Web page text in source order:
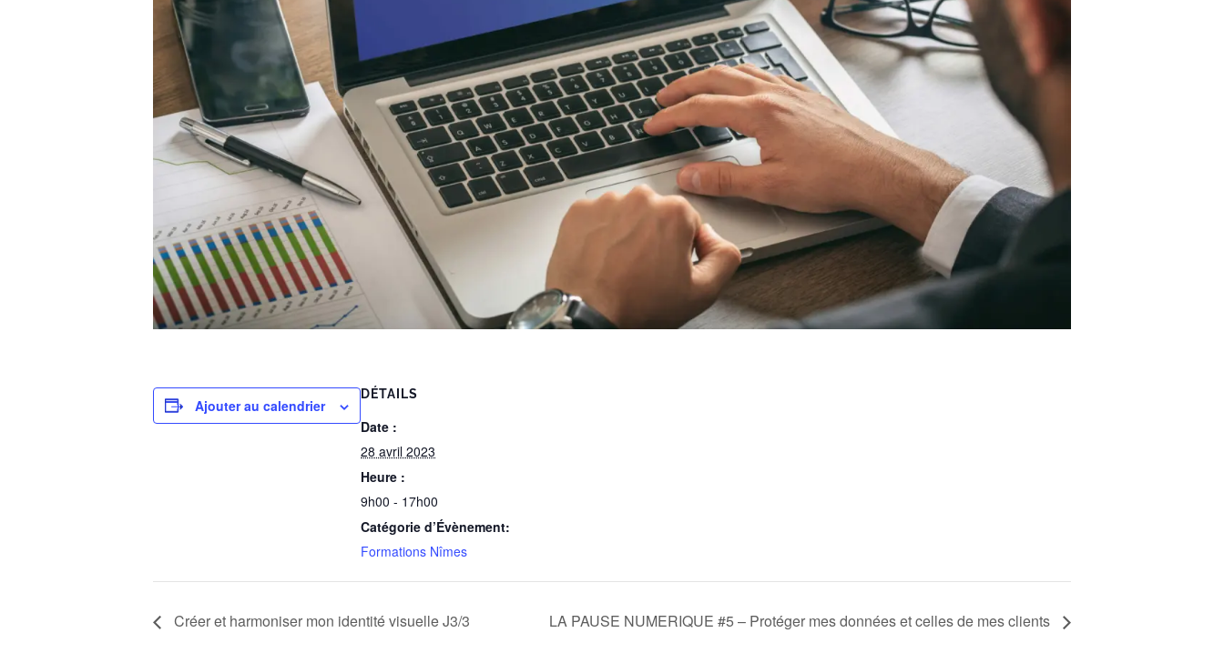
Ajouter au calendrier
DÉTAILS
Date :
28 avril 2023
Heure :
9h00 - 17h00
Catégorie d’Évènement:
Formations Nîmes
Créer et harmoniser mon identité visuelle J3/3 LA PAUSE NUMERIQUE #5 – Protéger mes données et celles de mes clients